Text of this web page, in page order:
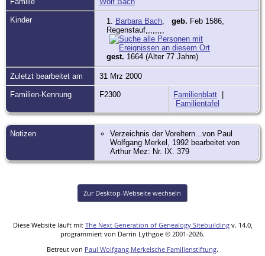
Kinder 1. Barbara Bach, geb. Feb 1586,
Regenstauf,,,,,,,,
gest. 1664 (Alter 77 Jahre)
Zuletzt bearbeitet am 31 Mrz 2000
Familien-Kennung F2300 Familienblatt
Familientafel
Notizen
Verzeichnis der Voreltern...von Paul
Wolfgang Merkel, 1992 bearbeitet von
Arthur Mez: Nr. IX. 379
Zur Desktop-Webseite wechseln
Diese Website läuft mit The Next Generation of Genealogy Sitebuildingv. 14.0,
programmiert von Darrin Lythgoe © 2001-2026.
Betreut von Paul Wolfgang Merkelsche Familienstiftung.